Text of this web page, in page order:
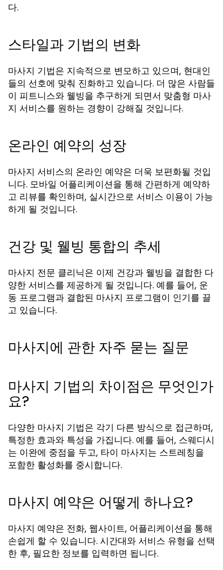
다.
스타일과 기법의 변화
마사지 기법은 지속적으로 변모하고 있으며, 현대인
들의 선호에 맞춰 진화하고 있습니다. 더 많은 사람들
이 피트니스와 웰빙을 추구하게 되면서 맞춤형 마사
지 서비스를 원하는 경향이 강해질 것입니다.
온라인 예약의 성장
마사지 서비스의 온라인 예약은 더욱 보편화될 것입
니다. 모바일 어플리케이션을 통해 간편하게 예약하
고 리뷰를 확인하며, 실시간으로 서비스 이용이 가능
하게 될 것입니다.
건강 및 웰빙 통합의 추세
마사지 전문 클리닉은 이제 건강과 웰빙을 결합한 다
양한 서비스를 제공하게 될 것입니다. 예를 들어, 운
동 프로그램과 결합된 마사지 프로그램이 인기를 끌
고 있습니다.
마사지에 관한 자주 묻는 질문
마사지 기법의 차이점은 무엇인가
요?
다양한 마사지 기법은 각기 다른 방식으로 접근하며,
특정한 효과와 특성을 가집니다. 예를 들어, 스웨디시
는 이완에 중점을 두고, 타이 마사지는 스트레칭을
포함한 활성화를 중시합니다.
마사지 예약은 어떻게 하나요?
마사지 예약은 전화, 웹사이트, 어플리케이션을 통해
손쉽게 할 수 있습니다. 시간대와 서비스 유형을 선택
한 후, 필요한 정보를 입력하면 됩니다.